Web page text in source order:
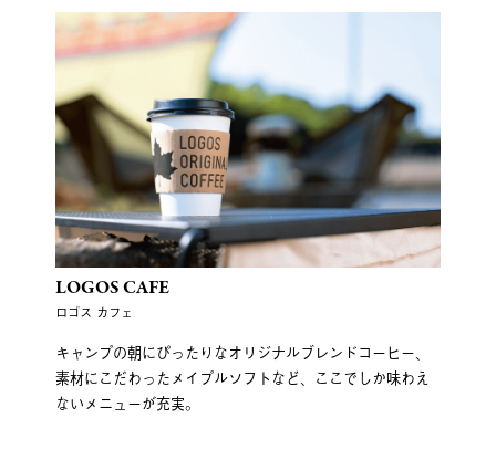
LOGOS CAFE
ロゴス カフェ
キャンプの朝にぴったりなオリジナルブレンドコーヒー、
素材にこだわったメイプルソフトなど、ここでしか味わえ
ないメニューが充実。